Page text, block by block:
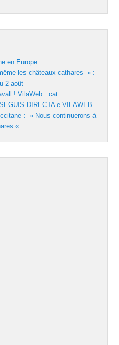
en Europe
les châteaux cathares » :
2 août
! VilaWeb . cat
DIRECTA e VILAWEB
: » Nous continuerons à
«